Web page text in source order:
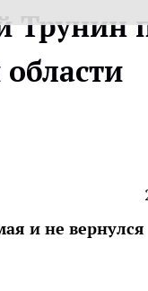
Трунин
и не вернулся